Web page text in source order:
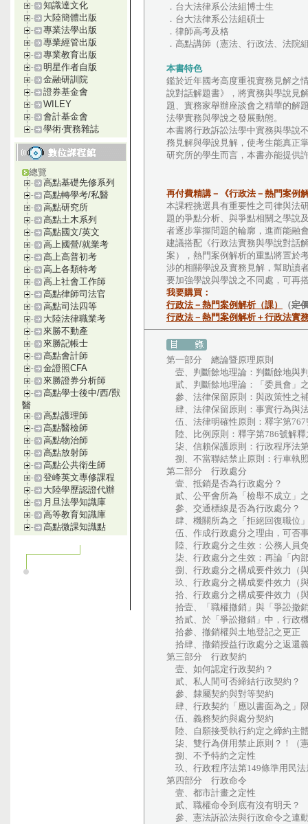
知識達文化
大陸簡體出版
專業法學出版
專業經管出版
專業教育出版
明星作者自版
金融研訓院
證券基金會
WILEY
會計基金會
學術‧實務雜誌
總覽
高點基礎先修系列
高點轉學考/私醫
高點研究所
高點土木系列
高點國文/英文
高上國營/就業考
高上高普初考
高上各類特考
高上社會工作師
高點律師司法官
高點司法四等
大陸法律職業考
來勝不動產
來勝記帳士
高點會計師
金證照CFA
來勝證券分析師
高點學士後中/西/獸
醫
高點護理師
高點醫檢師
高點物治師
高點放射師
高點公共衛生師
登峰英文專修課程
大陸學歷認證代辦
月旦法學知識庫
高等教育知識庫
高點微課知識點
．台大法律系公法組博士生
．台大法律系公法組碩士
．律師高考及格
．高點講師（憲法、行政法、法院
本書特色
鑑於近年國考高度重視實務見解之
說對話解題書》，將實務與學說見
題、實務家舉辦座談會之精華的解
法學實務與學說之發展動態。
本書將行政訴訟法學中實務與學說
務見解與學說見解，使考生能真正
研究所的學生而言，本書亦能提供
再付費精講－《行政法－熱門案例
本課程挑選具有重要性之司律與法
題的爭點分析、與爭點相關之學說
者逐步掌握問題的輪廓，進而能融
建議搭配《行政法實務與學說對話
案），熱門案例解析的重點將置於
涉的相關學說及實務見解，幫助讀
要加強學說與學說之不同處，可再
我要購買：
行政法－熱門案例解析（課）
（定
行政法－熱門案例解析＋行政法實
第一部分 總論暨原理原則
壹、判斷餘地理論：判斷餘地與
貳、判斷餘地理論：「委員會」
參、法律保留原則：與政策性之
肆、法律保留原則：事實行為與
伍、法律明確性原則：釋字第767
陸、比例原則：釋字第786號解釋
柒、信賴保護原則：行政程序法
捌、不當聯結禁止原則：行車執
第二部分 行政處分
壹、抵銷是否為行政處分？
貳、公平會所為「檢舉不成立」
參、交通標線是否為行政處分？
肆、機關所為之「拒絕回復職位
伍、作成行政處分之理由，可否
陸、行政處分之生效：公務人員
柒、行政處分之生效：再論「內
捌、行政處分之構成要件效力（
玖、行政處分之構成要件效力（
拾、行政處分之構成要件效力（
拾壹、「職權撤銷」與「爭訟撤
拾貳、於「爭訟撤銷」中，行政
拾參、撤銷權與土地登記之更正
拾肆、撤銷授益行政處分之返還
第三部分 行政契約
壹、如何認定行政契約？
貳、私人間可否締結行政契約？
參、隸屬契約與對等契約
肆、行政契約「應以書面為之」
伍、義務契約與處分契約
陸、自願接受執行約定之締約主
柒、雙行為併用禁止原則？！（
捌、不予特約之定性
玖、行政程序法第149條準用民
第四部分 行政命令
壹、都市計畫之定性
貳、職權命令到底有沒有明天？
參、憲法訴訟法與行政命令之連